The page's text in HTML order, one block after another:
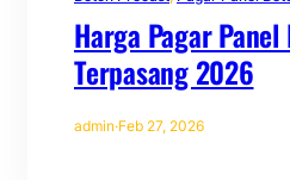
Harga Pagar
Terpasang 2026
admin·Feb 27, 2026